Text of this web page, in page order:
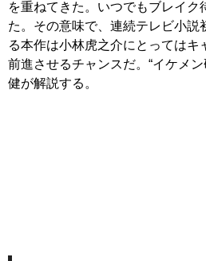
を重ねてきた。いつでもブレイク
た。その意味で、連続テレビ小説
る本作は小林虎之介にとってはキ
前進させるチャンスだ。“イケメン
健が解説する。